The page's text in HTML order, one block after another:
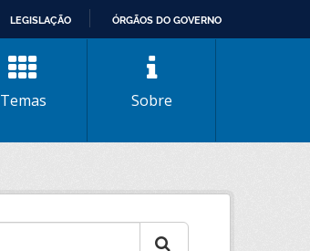
LEGISLAÇÃO ÓRGÃOS DO GOVERNO
Temas Sobre